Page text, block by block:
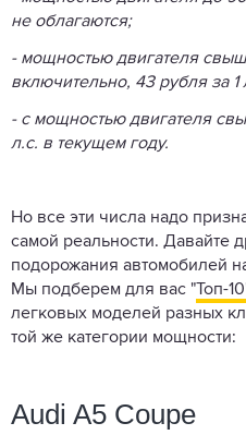
не облагаются;
- мощностью двигателя
включительно, 43 рубля за 1
- с мощностью двигателя
л.с. в текущем году.
Но все эти числа надо
самой реальности. Давайте
подорожания автомобилей
Мы подберем для вас "Топ-
легковых моделей разных
той же категории мощности:
Audi A5 Coupe